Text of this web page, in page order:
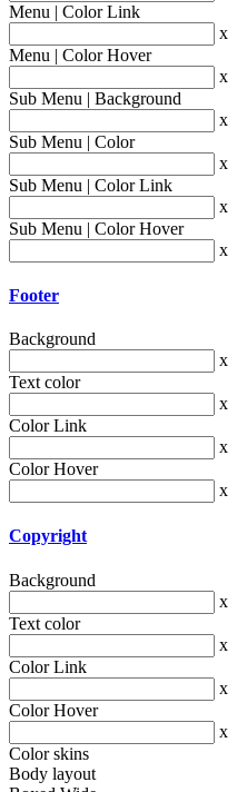
Menu | Color Link
x
Menu | Color Hover
x
Sub Menu | Background
x
Sub Menu | Color
x
Sub Menu | Color Link
x
Sub Menu | Color Hover
x
Footer
Background
x
Text color
x
Color Link
x
Color Hover
x
Copyright
Background
x
Text color
x
Color Link
x
Color Hover
x
Color skins
Body layout